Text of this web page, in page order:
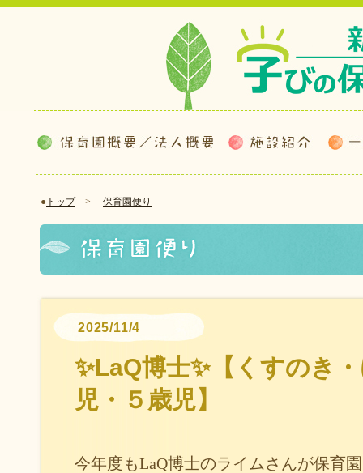
● トップ> 保育園便り
2025/11/4
✨LaQ博士✨【くすのき
児・５歳児】
今年度もLaQ博士のライムさんが保育